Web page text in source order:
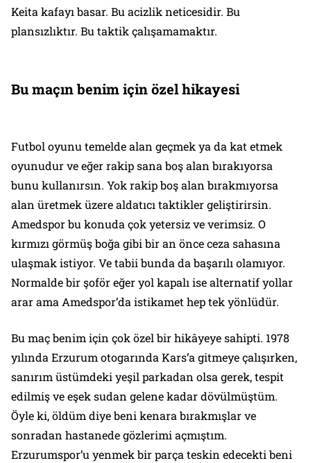
Keita kafayı basar. Bu acizlik neticesidir. Bu
plansızlıktır. Bu taktik çalışamamaktır.
Bu maçın benim için özel hikayesi
Futbol oyunu temelde alan geçmek ya da kat etmek
oyunudur ve eğer rakip sana boş alan bırakıyorsa
bunu kullanırsın. Yok rakip boş alan bırakmıyorsa
alan üretmek üzere aldatıcı taktikler geliştirirsin.
Amedspor bu konuda çok yetersiz ve verimsiz. O
kırmızı görmüş boğa gibi bir an önce ceza sahasına
ulaşmak istiyor. Ve tabii bunda da başarılı olamıyor.
Normalde bir şoför eğer yol kapalı ise alternatif yollar
arar ama Amedspor’da istikamet hep tek yönlüdür.
Bu maç benim için çok özel bir hikâyeye sahipti. 1978
yılında Erzurum otogarında Kars’a gitmeye çalışırken,
sanırım üstümdeki yeşil parkadan olsa gerek, tespit
edilmiş ve eşek sudan gelene kadar dövülmüştüm.
Öyle ki, öldüm diye beni kenara bırakmışlar ve
sonradan hastanede gözlerimi açmıştım.
Erzurumspor’u yenmek bir parça teskin edecekti beni